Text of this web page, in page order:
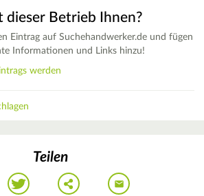
dieser Betrieb Ihnen?
Eintrag auf Suchehandwerker.de und fügen
Informationen und Links hinzu!
werden
Teilen